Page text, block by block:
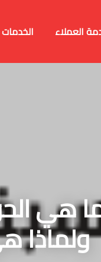
العملاء الخدمات
هي
ولماذا